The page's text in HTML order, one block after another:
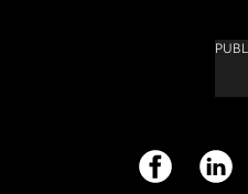
Facebook LinkedIn